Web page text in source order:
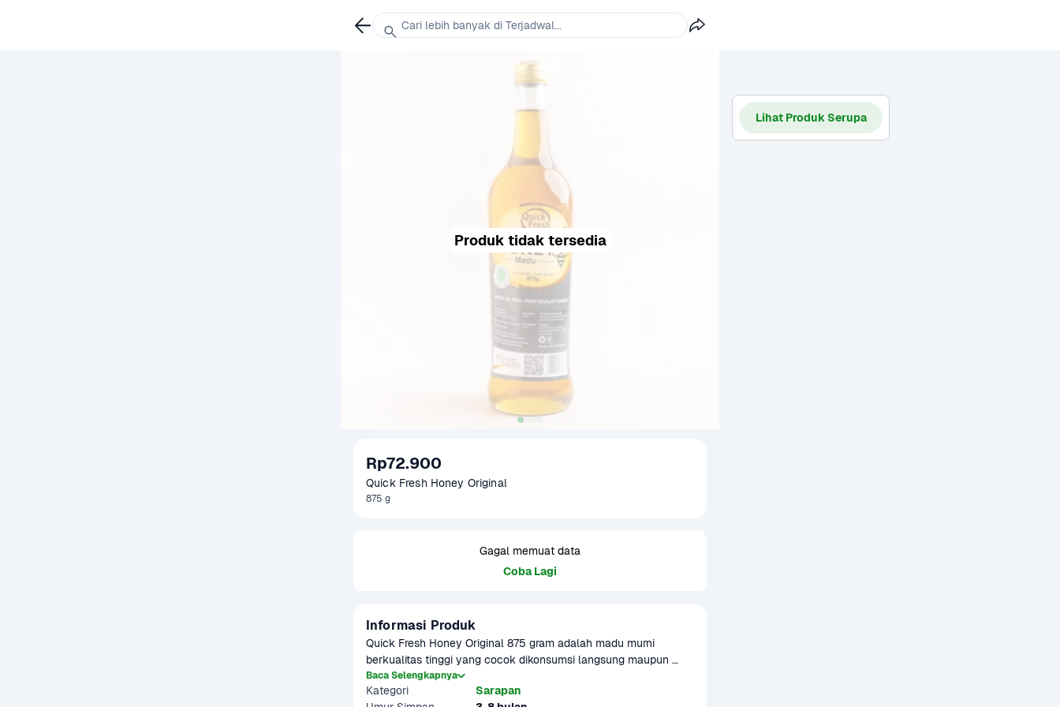
Produk tidak tersedia
Rp72.900
Quick Fresh Honey Original
875 g
Gagal memuat data
Coba Lagi
Informasi Produk
Quick Fresh Honey Original 875 gram adalah madu murni
berkualitas tinggi yang cocok dikonsumsi langsung maupun
sebagai bahan tambahan dalam berbagai olahan seperti
minuman, kue, saus, dan salad dressing. Madu ini memiliki rasa
Baca Selengkapnya
Kategori
Sarapan
Lihat Produk Serupa
Cari lebih banyak di Terjadwal...